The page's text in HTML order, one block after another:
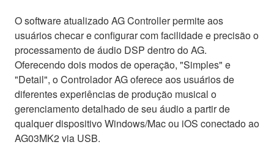
O software atualizado AG Controller permite aos
usuários checar e configurar com facilidade e precisão o
processamento de áudio DSP dentro do AG.
Oferecendo dois modos de operação, "Simples" e
"Detail", o Controlador AG oferece aos usuários de
diferentes experiências de produção musical o
gerenciamento detalhado de seu áudio a partir de
qualquer dispositivo Windows/Mac ou iOS conectado ao
AG03MK2 via USB.